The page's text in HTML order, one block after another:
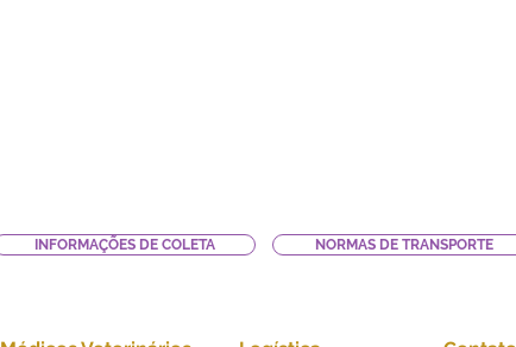
INFORMAÇÕES DE COLETA NORMAS DE TRANSPORTE